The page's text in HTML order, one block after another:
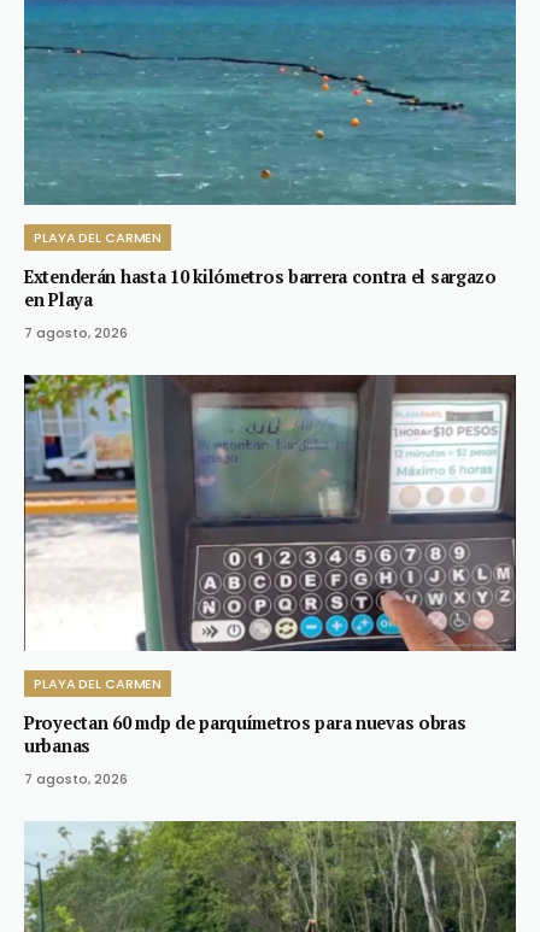
PLAYA DEL CARMEN
Extenderán hasta 10 kilómetros barrera contra el sargazo
en Playa
7 agosto, 2026
PLAYA DEL CARMEN
Proyectan 60 mdp de parquímetros para nuevas obras
urbanas
7 agosto, 2026